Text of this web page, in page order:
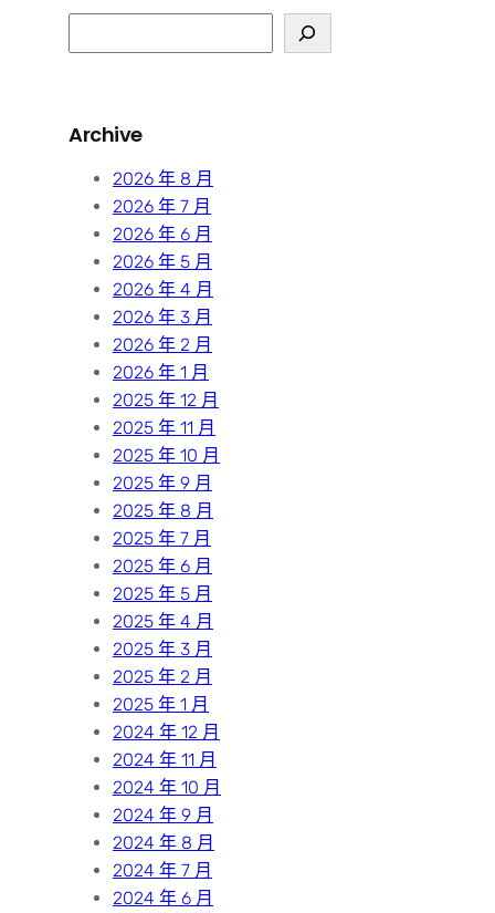
e
c
Archive
2026 年 8 月
2026 年 7 月
2026 年 6 月
2026 年 5 月
2026 年 4 月
2026 年 3 月
2026 年 2 月
2026 年 1 月
2025 年 12 月
2025 年 11 月
2025 年 10 月
2025 年 9 月
2025 年 8 月
2025 年 7 月
2025 年 6 月
2025 年 5 月
2025 年 4 月
2025 年 3 月
2025 年 2 月
2025 年 1 月
2024 年 12 月
2024 年 11 月
2024 年 10 月
2024 年 9 月
2024 年 8 月
2024 年 7 月
2024 年 6 月